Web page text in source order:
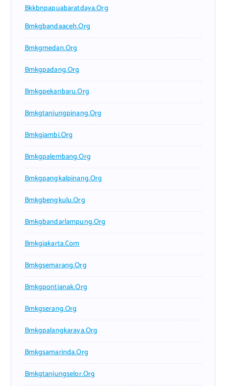
Bkkbnpapuabaratdaya.org
Bmkgbandaaceh.org
Bmkgmedan.org
Bmkgpadang.org
Bmkgpekanbaru.org
Bmkgtanjungpinang.org
Bmkgjambi.org
Bmkgpalembang.org
Bmkgpangkalpinang.org
Bmkgbengkulu.org
Bmkgbandarlampung.org
Bmkgjakarta.com
Bmkgsemarang.org
Bmkgpontianak.org
Bmkgserang.org
Bmkgpalangkaraya.org
Bmkgsamarinda.org
Bmkgtanjungselor.org